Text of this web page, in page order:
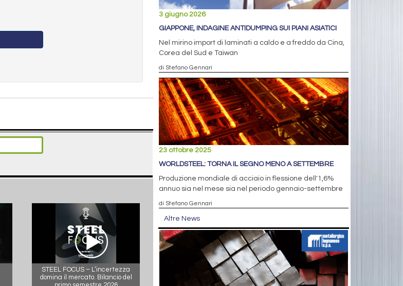
STEEL FOCUS – L’incertezza
domina il mercato. Bilancio del
3 giugno 2026
GIAPPONE, INDAGINE ANTIDUMPING SUI PIANI ASIATICI
Nel mirino import di laminati a caldo e a freddo da Cina,
Corea del Sud e Taiwan
di Stefano Gennari
23 ottobre 2025
WORLDSTEEL: TORNA IL SEGNO MENO A SETTEMBRE
Produzione mondiale di acciaio in flessione dell'1,6%
annuo sia nel mese sia nel periodo gennaio-settembre
di Stefano Gennari
Altre News